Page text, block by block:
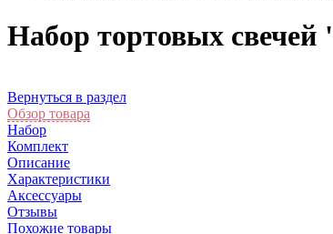
Набор тортовых
Вернуться в раздел
Обзор товара
Набор
Комплект
Описание
Характеристики
Аксессуары
Отзывы
Похожие товары